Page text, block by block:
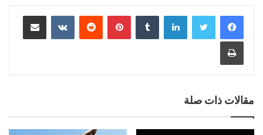
لينكدإن بينتيريست مشاركة عبر البريد
طباعة
مقالات ذات صلة